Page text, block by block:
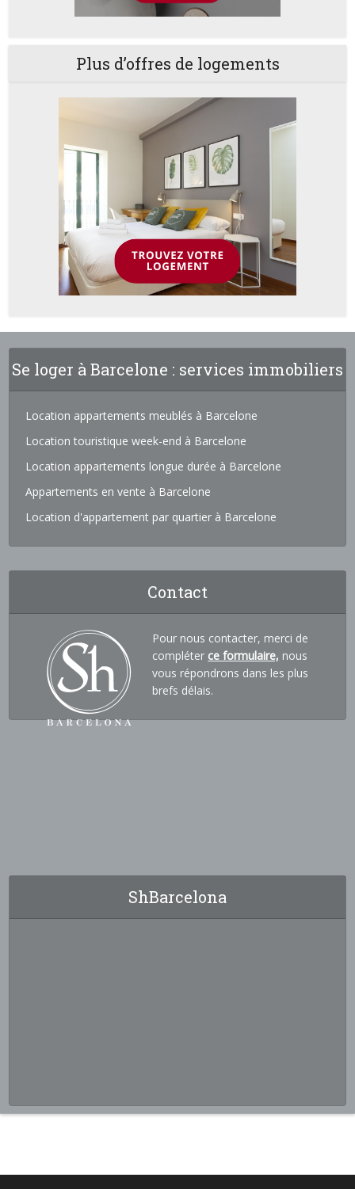
Plus d’offres de logements
Se loger à Barcelone : services immobiliers
Location appartements meublés à Barcelone
Location touristique week-end à Barcelone
Location appartements longue durée à Barcelone
Appartements en vente à Barcelone
Location d'appartement par quartier à Barcelone
Contact
Pour nous contacter, merci de
compléter ce formulaire, nous
vous répondrons dans les plus
brefs délais.
ShBarcelona